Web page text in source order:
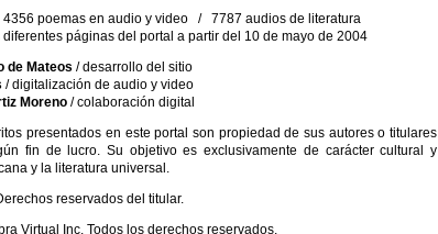
poemas en audio y video / 7787 audios de literatura
páginas del portal a partir del 10 de mayo de 2004
de Mateos / desarrollo del sitio
/ digitalización de audio y video
Moreno/ colaboración digital
presentados en este portal son propiedad de sus autores o titulares
fin de lucro. Su objetivo es exclusivamente de carácter cultural y
y la literatura universal.
reservados del titular.
Virtual Inc. Todos los derechos reservados.